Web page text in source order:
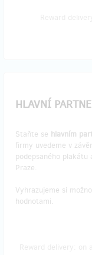
HLAVNÍ
Staňte se hlavním
firmy uvedeme v
podepsaného
Praze.
Vyhrazujeme si
hodnotami.